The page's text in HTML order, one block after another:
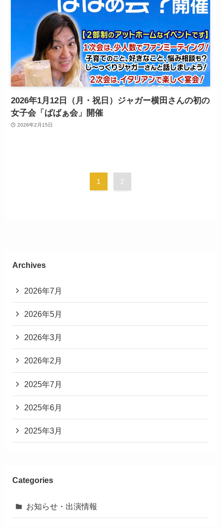
2026年1月12日（月・祝日）ジャガー横田さんの初の
女子会「ばばぁ会」開催
2026年2月15日
1 2
Archives
2026年7月
2026年5月
2026年3月
2026年2月
2025年7月
2025年6月
2025年3月
Categories
お知らせ・出演情報